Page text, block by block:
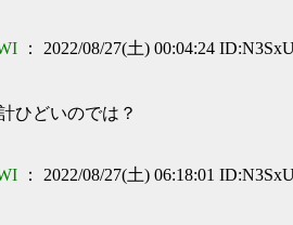
： 2022/08/27(土) 00:04:24
ひどいのでは？
： 2022/08/27(土) 06:18:01